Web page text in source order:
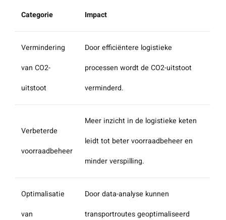
Categorie Impact
Vermindering
van CO2-
uitstoot
Door efficiëntere logistieke
processen wordt de CO2-uitstoot
verminderd.
Verbeterde
voorraadbeheer
Meer inzicht in de logistieke keten
leidt tot beter voorraadbeheer en
minder verspilling.
Optimalisatie
van
Door data-analyse kunnen
transportroutes geoptimaliseerd